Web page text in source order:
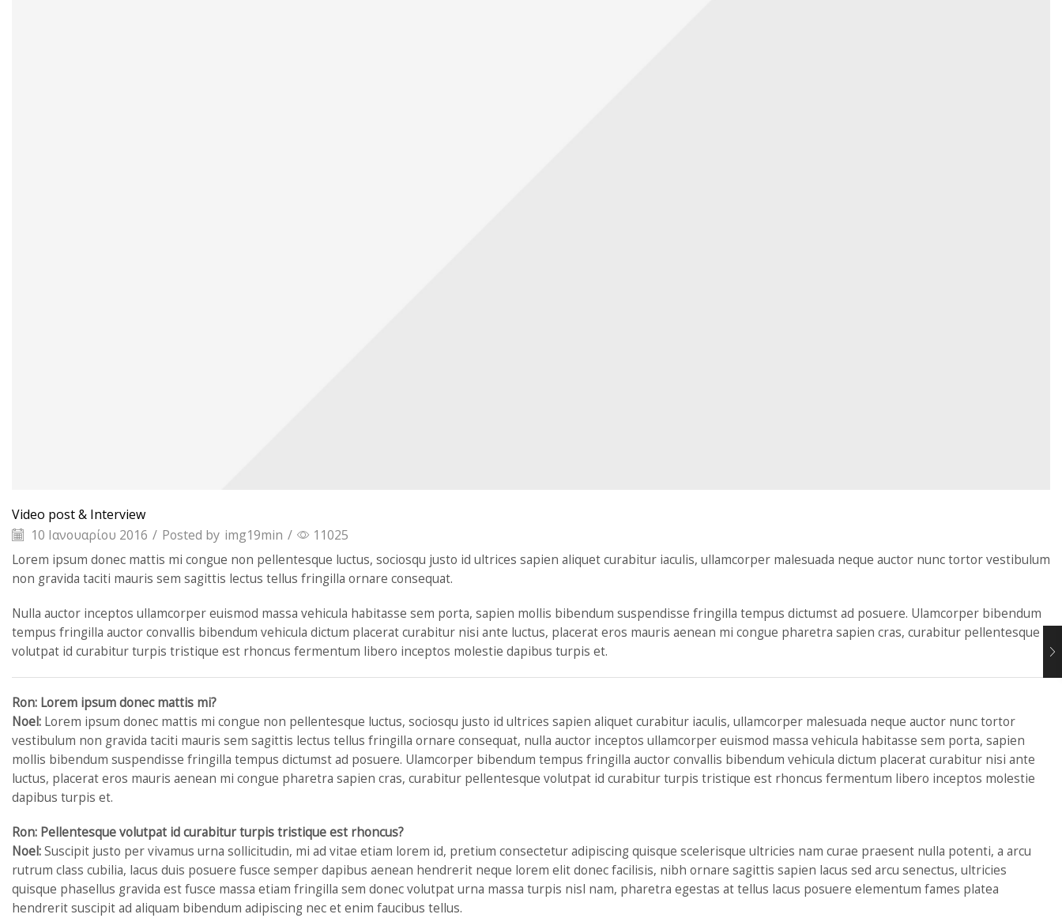
Video post & Interview
10 Ιανουαρίου 2016 / Posted by img19min / 11025
Lorem ipsum donec mattis mi congue non pellentesque luctus, sociosqu justo id ultrices sapien aliquet curabitur iaculis, ullamcorper malesuada neque auctor nunc tortor vestibulum
non gravida taciti mauris sem sagittis lectus tellus fringilla ornare consequat.
Nulla auctor inceptos ullamcorper euismod massa vehicula habitasse sem porta, sapien mollis bibendum suspendisse fringilla tempus dictumst ad posuere. Ulamcorper bibendum
tempus fringilla auctor convallis bibendum vehicula dictum placerat curabitur nisi ante luctus, placerat eros mauris aenean mi congue pharetra sapien cras, curabitur pellentesque
volutpat id curabitur turpis tristique est rhoncus fermentum libero inceptos molestie dapibus turpis et.
Ron: Lorem ipsum donec mattis mi?
Noel: Lorem ipsum donec mattis mi congue non pellentesque luctus, sociosqu justo id ultrices sapien aliquet curabitur iaculis, ullamcorper malesuada neque auctor nunc tortor
vestibulum non gravida taciti mauris sem sagittis lectus tellus fringilla ornare consequat, nulla auctor inceptos ullamcorper euismod massa vehicula habitasse sem porta, sapien
mollis bibendum suspendisse fringilla tempus dictumst ad posuere. Ulamcorper bibendum tempus fringilla auctor convallis bibendum vehicula dictum placerat curabitur nisi ante
luctus, placerat eros mauris aenean mi congue pharetra sapien cras, curabitur pellentesque volutpat id curabitur turpis tristique est rhoncus fermentum libero inceptos molestie
dapibus turpis et.
Ron: Pellentesque volutpat id curabitur turpis tristique est rhoncus?
Noel:Suscipit justo per vivamus urna sollicitudin, mi ad vitae etiam lorem id, pretium consectetur adipiscing quisque scelerisque ultricies nam curae praesent nulla potenti, a arcu
rutrum class cubilia, lacus duis posuere fusce semper dapibus aenean hendrerit neque lorem elit donec facilisis, nibh ornare sagittis sapien lacus sed arcu senectus, ultricies
quisque phasellus gravida est fusce massa etiam fringilla sem donec volutpat urna massa turpis nisl nam, pharetra egestas at tellus lacus posuere elementum fames platea
hendrerit suscipit ad aliquam bibendum adipiscing nec et enim faucibus tellus.